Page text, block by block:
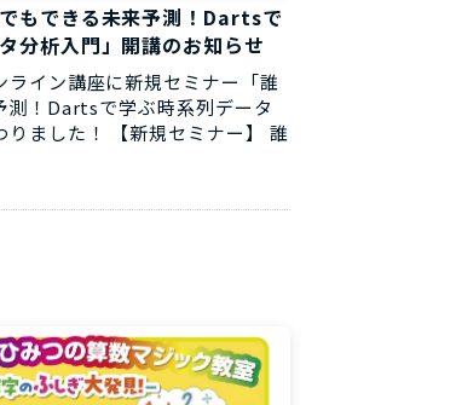
もできる未来予測！Dartsで
分析入門」開講のお知らせ
ライン講座に新規セミナー「誰
測！Dartsで学ぶ時系列データ
りました！ 【新規セミナー】 誰